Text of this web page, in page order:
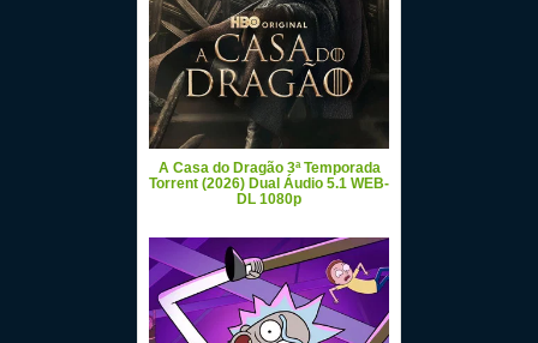
A Casa do Dragão 3ª Temporada
Torrent (2026) Dual Áudio 5.1 WEB-
DL 1080p